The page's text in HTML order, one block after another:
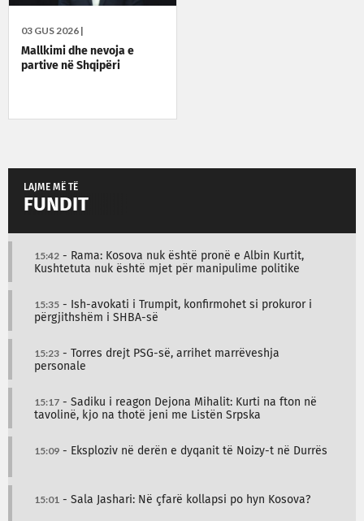
03 GUS 2026 |
Mallkimi dhe nevoja e
partive në Shqipëri
LAJME MË TË
FUNDIT
15:42 - Rama: Kosova nuk është pronë e Albin Kurtit,
Kushtetuta nuk është mjet për manipulime politike
15:35 - Ish-avokati i Trumpit, konfirmohet si prokuror i
përgjithshëm i SHBA-së
15:23 - Torres drejt PSG-së, arrihet marrëveshja
personale
15:17 - Sadiku i reagon Dejona Mihalit: Kurti na fton në
tavolinë, kjo na thotë jeni me Listën Srpska
15:09 - Eksploziv në derën e dyqanit të Noizy-t në Durrës
15:01 - Sala Jashari: Në çfarë kollapsi po hyn Kosova?